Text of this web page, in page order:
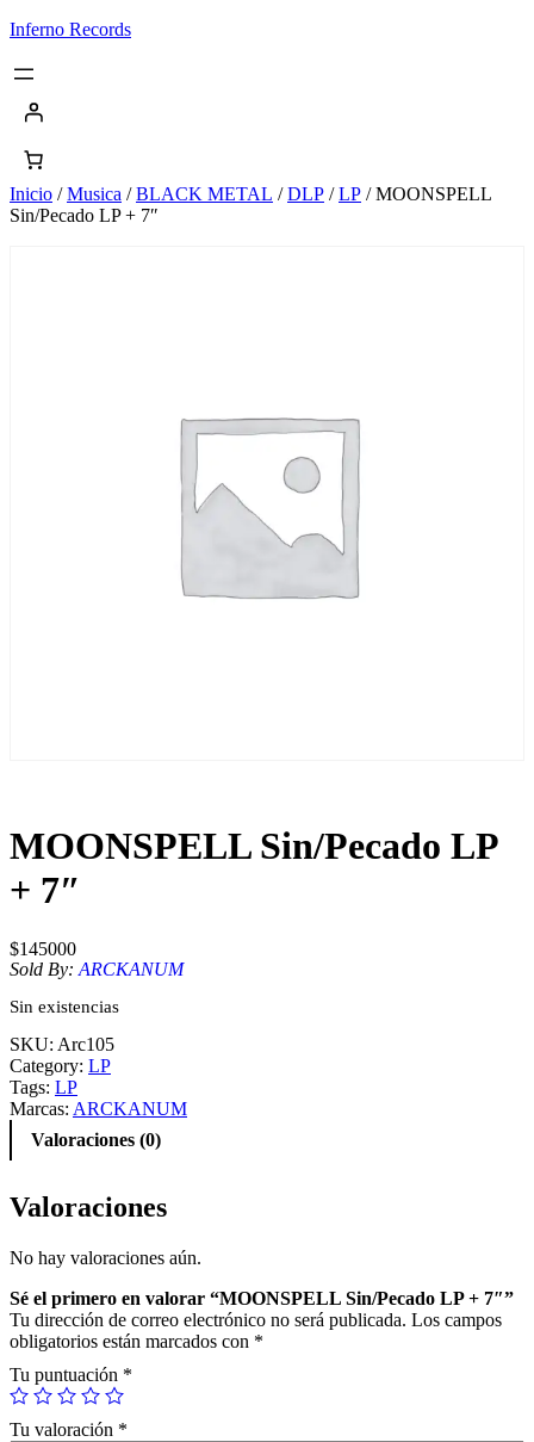
Saltar
contenido
Inferno Records
Inicio /Musica /BLACK METAL /DLP /LP / MOONSPELL
Sin/Pecado LP + 7″
MOONSPELL Sin/Pecado LP
+ 7″
$145000
Sold By: ARCKANUM
Sin existencias
SKU: Arc105
Category: LP
Tags: LP
Marcas: ARCKANUM
Valoraciones (0)
Valoraciones
No hay valoraciones aún.
Sé el primero en valorar “MOONSPELL Sin/Pecado LP + 7″”
Tu dirección de correo electrónico no será publicada. Los campos
obligatorios están marcados con *
Tu puntuación *
Tu valoración *